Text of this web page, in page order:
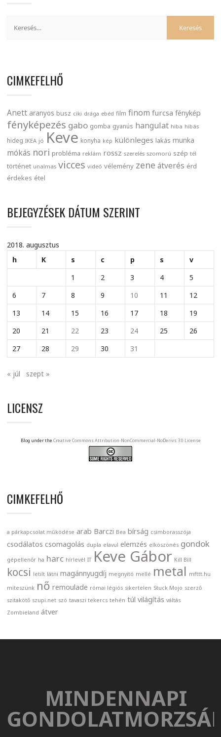
CIMKEFELHŐ
Anett aranyos busz ciki drága ebéd film finom furcsa fénykép
fényképezés gabo gomba gyanús hangulat hiba hibás
hideg IKEA jó Keve konyha kép különleges lakás munka
mókás nori probléma reklám rossz szerelés szomorú szép tél
történet unalmas vicces videó vélemény zene átverés érd
érdekes étel
BEJEGYZÉSEK DÁTUM SZERINT
2018. augusztus
h
K s c p s
v
1
2 3 4
5
6
7 8 9 10 11
12
13
14 15 16 17 18
19
20
21 22 23 24 25
26
27
28 29 30 31
« júl szept »
LICENSZ
Blog under the Creative Commons Attribution-NonCommercial-NoDerivs 3.0 License
CIMKEFELHŐ
a párkapcsolat működése arab Barczi Bea bírság csimborasszója
csodálatos csomagolás dupla elavul elemzés elköszönés gondok
gépellenőr ha harc hírlevél IT Keve Gábor Kill Bill
kocsi letilt látni magánnyugdíj megnyitó mellé metal mfttt.hu
miteszünk nő remoulade római légiós sikertelen Stuck Mojo szerző
szitakötő szupi.net szó tavaszi tekercs tehén túl világítás váltás
Zombieland átver
MINDENNAPI